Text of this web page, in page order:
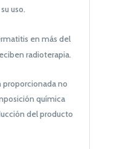
uso.
en más del
radioterapia.
proporcionada no
química
del producto